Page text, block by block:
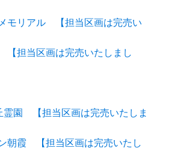
モリアル 【担当区画は完売い
担当区画は完売いたしまし
霊園 【担当区画は完売いたしま
朝霞 【担当区画は完売いたし